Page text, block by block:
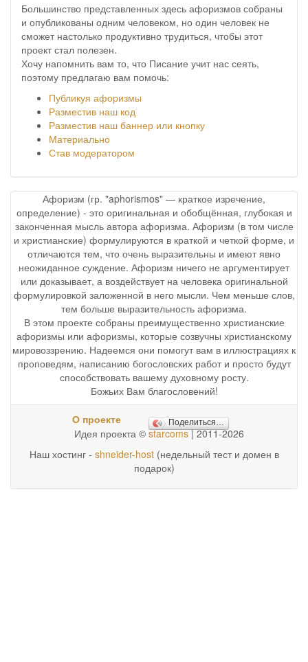
Большинство представленных здесь афоризмов собраны
и опубликованы одним человеком, но один человек не
сможет настолько продуктивно трудиться, чтобы этот
проект стал полезен.
Хочу напомнить вам то, что Писание учит нас сеять,
поэтому предлагаю вам помочь:
Публикуя афоризмы
Разместив наш код
Разместив наш баннер или кнопку
Материально
Став модератором
Афоризм (гр. "aphorismos" — краткое изречение,
определение) - это оригинальная и обобщённая, глубокая и
законченная мысль автора афоризма. Афоризм (в том числе
и христианские) формулируются в краткой и четкой форме, и
отличаются тем, что очень выразительны и имеют явно
неожиданное суждение. Афоризм ничего не аргументирует
или доказывает, а воздействует на человека оригинальной
формулировкой заложенной в него мысли. Чем меньше слов,
тем больше выразительность афоризма.
В этом проекте собраны преимущественно христианские
афоризмы или афоризмы, которые созвучны христианскому
мировоззрению. Надеемся они помогут вам в иллюстрациях к
проповедям, написанию богословских работ и просто будут
способствовать вашему духовному росту.
Божьих Вам благословений!
О проекте Поделиться…
Идея проекта © starcoms| 2011-2026
Наш хостинг - shneider-host(недельный тест и домен в
подарок)